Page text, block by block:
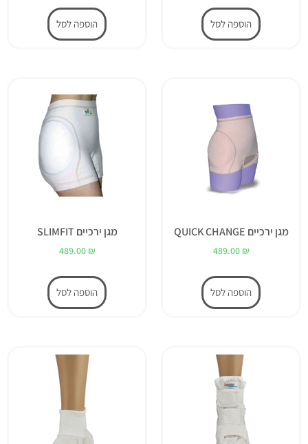
הוספה לסל הוספה לסל
מגן ירכיים QUICK CHANGE
489.00 ₪
הוספה לסל
מגן ירכיים SLIMFIT
489.00 ₪
הוספה לסל